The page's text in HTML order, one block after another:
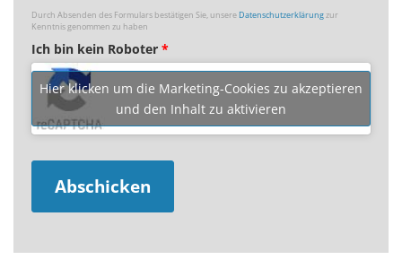
Durch Absenden des Formulars bestätigen Sie, unsereDatenschutzerklärungzur
Kenntnis genommen zu haben
Ich bin kein Roboter *
Hier klicken um die Marketing-Cookies zu akzeptieren
und den Inhalt zu aktivieren